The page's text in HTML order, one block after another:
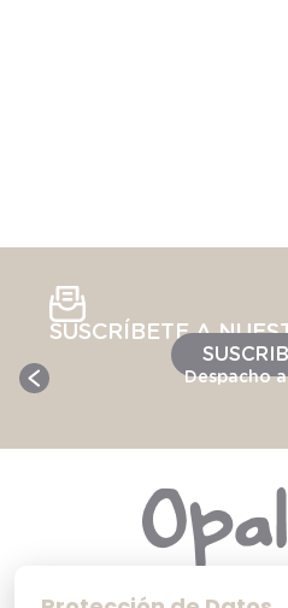
SUSCRÍBETE A
Despacho